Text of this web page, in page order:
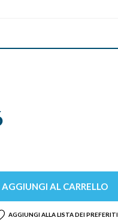
AGGIUNGI AL CARRELLO
AGGIUNGI ALLA LISTA DEI PREFERITI